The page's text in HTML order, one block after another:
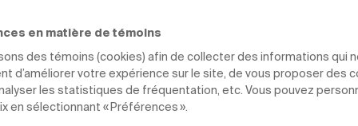
sciences de l’éducation
en matière de témoins
des témoins (cookies) afin de collecter des informations qui
d’améliorer votre expérience sur le site, de vous proposer des
les statistiques de fréquentation, etc. Vous pouvez
en sélectionnant « Préférences ».